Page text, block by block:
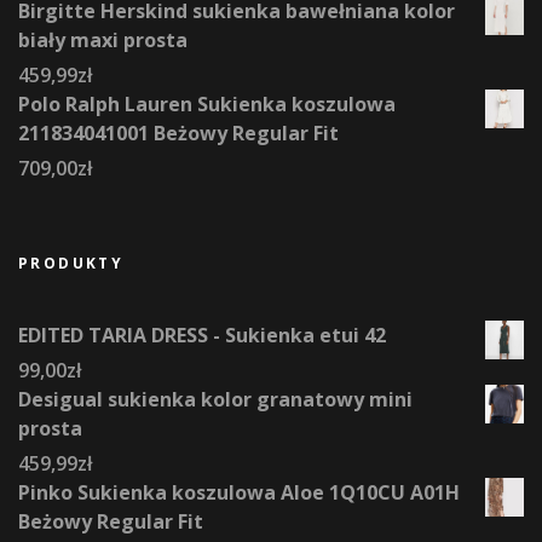
Birgitte Herskind sukienka bawełniana kolor
biały maxi prosta
459,99zł
Polo Ralph Lauren Sukienka koszulowa
211834041001 Beżowy Regular Fit
709,00zł
PRODUKTY
EDITED TARIA DRESS - Sukienka etui 42
99,00zł
Desigual sukienka kolor granatowy mini
prosta
459,99zł
Pinko Sukienka koszulowa Aloe 1Q10CU A01H
Beżowy Regular Fit